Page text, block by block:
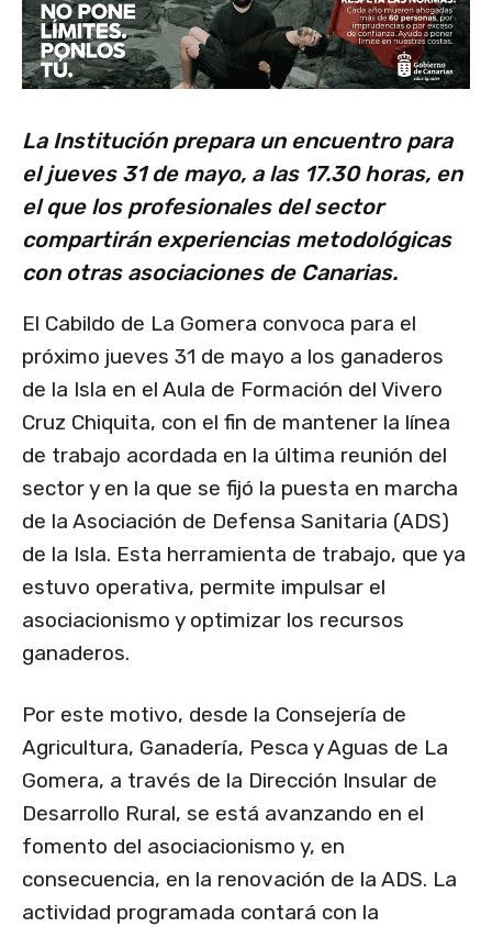
La Institución prepara un encuentro para
el jueves 31 de mayo, a las 17.30 horas, en
el que los profesionales del sector
compartirán experiencias metodológicas
con otras asociaciones de Canarias.
El Cabildo de La Gomera convoca para el
próximo jueves 31 de mayo a los ganaderos
de la Isla en el Aula de Formación del Vivero
Cruz Chiquita, con el fin de mantener la línea
de trabajo acordada en la última reunión del
sector y en la que se fijó la puesta en marcha
de la Asociación de Defensa Sanitaria (ADS)
de la Isla. Esta herramienta de trabajo, que ya
estuvo operativa, permite impulsar el
asociacionismo y optimizar los recursos
ganaderos.
Por este motivo, desde la Consejería de
Agricultura, Ganadería, Pesca y Aguas de La
Gomera, a través de la Dirección Insular de
Desarrollo Rural, se está avanzando en el
fomento del asociacionismo y, en
consecuencia, en la renovación de la ADS. La
actividad programada contará con la